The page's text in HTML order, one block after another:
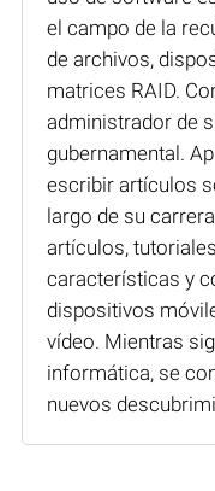
el campo de la
de archivos,
matrices RAID.
administrador de
gubernamental.
escribir artículos
largo de su
artículos,
características y
dispositivos
vídeo. Mientras
informática, se
nuevos